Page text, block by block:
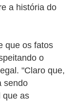
a história do
que os fatos
o
"Claro que,
sendo
que as